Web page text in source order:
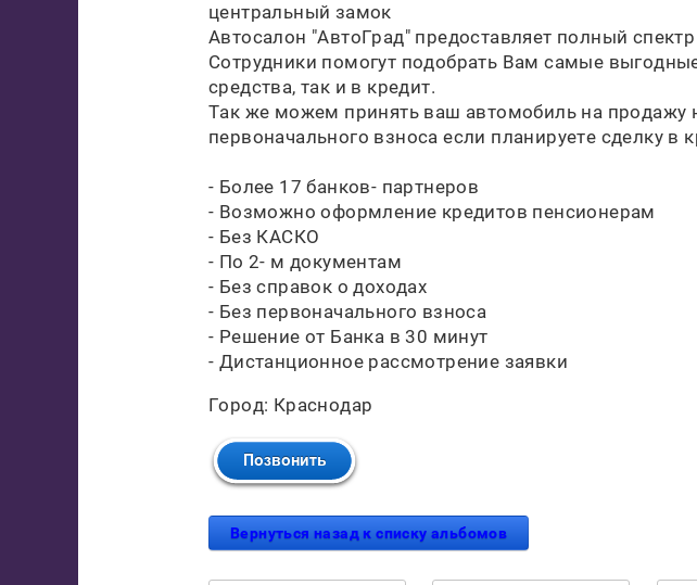
центральный замок
Автосалон "АвтоГрад" предоставляет полный
Сотрудники помогут подобрать Вам самые
средства, так и в кредит.
Так же можем принять ваш автомобиль на продажу
первоначального взноса если планируете сделку в
- Более 17 банков- партнеров
- Возможно оформление кредитов пенсионерам
- Без КАСКО
- По 2- м документам
- Без справок о доходах
- Без первоначального взноса
- Решение от Банка в 30 минут
- Дистанционное рассмотрение заявки
Город: Краснодар
Вернуться назад к списку альбомов